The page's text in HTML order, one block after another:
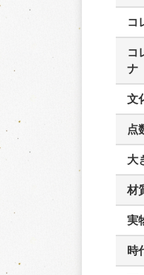
コ
コ
ナ
文
点
大
材
実
時